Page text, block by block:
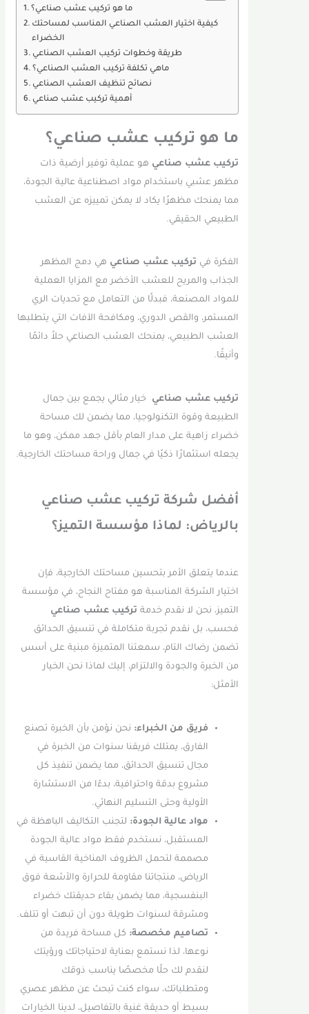
ما هو تركيب عشب صناعي؟
كيفية اختيار العشب الصناعي المناسب لمساحتك
الخضراء
طريقة وخطوات تركيب العشب الصناعي
ماهي تكلفة تركيب العشب الصناعي؟
نصائح تنظيف العشب الصناعي
أهمية تركيب عشب صناعي
ما هو تركيب عشب صناعي؟
تركيب عشب صناعيهو عملية توفير أرضية ذات
مظهر عشبي باستخدام مواد اصطناعية عالية الجودة،
مما يمنحك مظهرًا يكاد لا يمكن تمييزه عن العشب
الطبيعي الحقيقي.
الفكرة فيتركيب عشب صناعيهي دمج المظهر
الجذاب والمريح للعشب الأخضر مع المزايا العملية
للمواد المصنعة، فبدلًا من التعامل مع تحديات الري
المستمر، والقص الدوري، ومكافحة الآفات التي يتطلبها
العشب الطبيعي، يمنحك العشب الصناعي حلاً دائمًا
وأنيقًا.
تركيب عشب صناعيخيار مثالي يجمع بين جمال
الطبيعة وقوة التكنولوجيا، مما يضمن لك مساحة
خضراء زاهية على مدار العام بأقل جهد ممكن، وهو ما
يجعله استثمارًا ذكيًا في جمال وراحة مساحتك الخارجية.
أفضل شركة تركيب عشب صناعي
بالرياض: لماذا مؤسسة التميز؟
عندما يتعلق الأمر بتحسين مساحتك الخارجية، فإن
اختيار الشركة المناسبة هو مفتاح النجاح، في مؤسسة
التميز، نحن لا نقدم خدمةتركيب عشب صناعي
فحسب، بل نقدم تجربة متكاملة في تنسيق الحدائق
تضمن رضاك التام، سمعتنا المتميزة مبنية على أسس
من الخبرة والجودة والالتزام، إليك لماذا نحن الخيار
الأمثل:
فريق من الخبراء:نحن نؤمن بأن الخبرة تصنع
الفارق، يمتلك فريقنا سنوات من الخبرة في
مجال تنسيق الحدائق، مما يضمن تنفيذ كل
مشروع بدقة واحترافية، بدءًا من الاستشارة
الأولية وحتى التسليم النهائي.
مواد عالية الجودة:لتجنب التكاليف الباهظة في
المستقبل، نستخدم فقط مواد عالية الجودة
مصممة لتحمل الظروف المناخية القاسية في
الرياض، منتجاتنا مقاومة للحرارة والأشعة فوق
البنفسجية، مما يضمن بقاء حديقتك خضراء
ومشرقة لسنوات طويلة دون أن تبهت أو تتلف.
تصاميم مخصصة:كل مساحة فريدة من
نوعها، لذا نستمع بعناية لاحتياجاتك ورؤيتك
لنقدم لك حلًا مخصصًا يناسب ذوقك
ومتطلباتك، سواء كنت تبحث عن مظهر عصري
بسيط أو حديقة غنية بالتفاصيل، لدينا الخيارات